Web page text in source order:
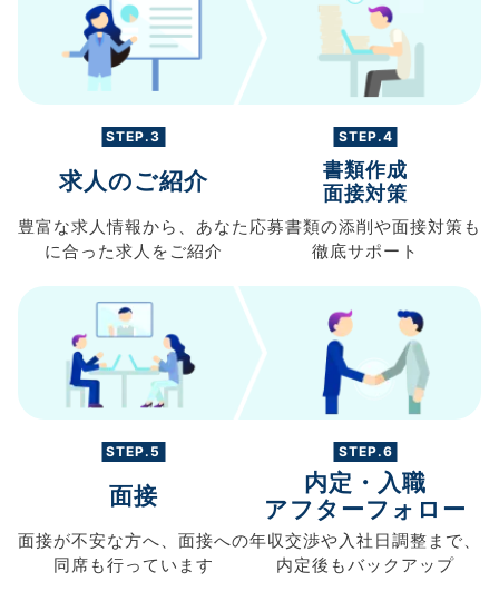
STEP.3
求人のご紹介
豊富な求人情報から、 あなた
に合った求人を ご紹介
STEP.4
書類作成
面接対策
応募書類の添削や面接対策も
徹底サポート
STEP.5
面接
面接が不安な方へ、 面接への
同席も行っています
STEP.6
内定・入職
アフターフォロー
年収交渉や入社日調整まで、
内定後もバックアップ